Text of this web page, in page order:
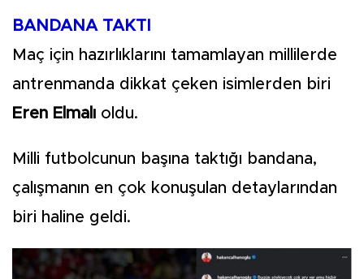
BANDANA TAKTI
Maç için hazırlıklarını tamamlayan millilerde
antrenmanda dikkat çeken isimlerden biri
Eren Elmalı oldu.
Milli futbolcunun başına taktığı bandana,
çalışmanın en çok konuşulan detaylarından
biri haline geldi.